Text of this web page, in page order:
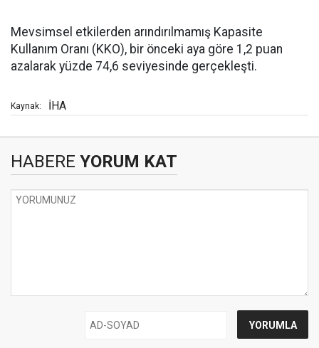
Mevsimsel etkilerden arındırılmamış Kapasite
Kullanım Oranı (KKO), bir önceki aya göre 1,2 puan
azalarak yüzde 74,6 seviyesinde gerçekleşti.
Kaynak: İHA
HABERE YORUM KAT